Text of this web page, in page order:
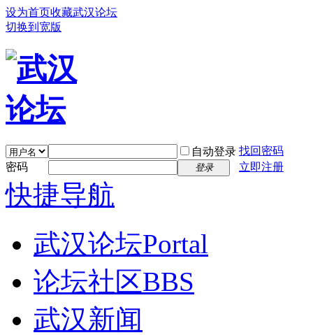
设为首页收藏武汉论坛
切换到宽版
自动登录 找回密码
密码
登录 立即注册
快捷导航
武汉论坛Portal
论坛社区BBS
武汉新闻